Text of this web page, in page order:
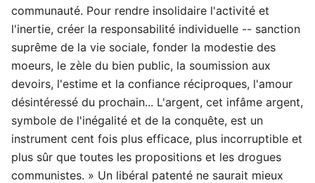
communauté. Pour rendre insolidaire l'activité et
l'inertie, créer la responsabilité individuelle -- sanction
suprême de la vie sociale, fonder la modestie des
moeurs, le zèle du bien public, la soumission aux
devoirs, l'estime et la confiance réciproques, l'amour
désintéressé du prochain... L'argent, cet infâme argent,
symbole de l'inégalité et de la conquête, est un
instrument cent fois plus efficace, plus incorruptible et
plus sûr que toutes les propositions et les drogues
communistes. » Un libéral patenté ne saurait mieux